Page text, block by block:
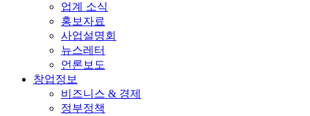
업계 소식
홍보자료
사업설명회
뉴스레터
언론보도
창업정보
비즈니스 & 경제
정부정책